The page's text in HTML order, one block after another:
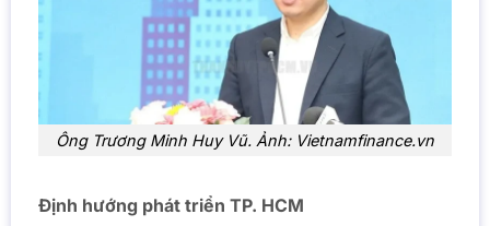
Ông Trương Minh Huy Vũ. Ảnh: Vietnamfinance.vn
Định hướng phát triển TP. HCM